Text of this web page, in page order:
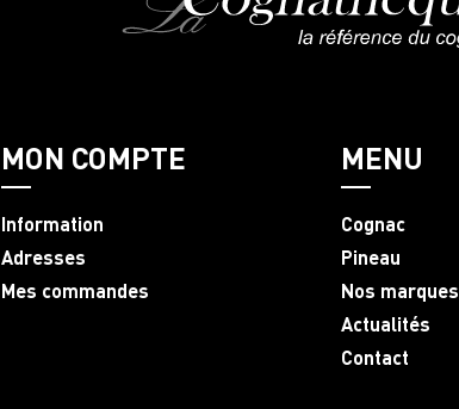
MON COMPTE
Information
Adresses
Mes commandes
MENU
Cognac
Pineau
Nos marques
Actualités
Contact